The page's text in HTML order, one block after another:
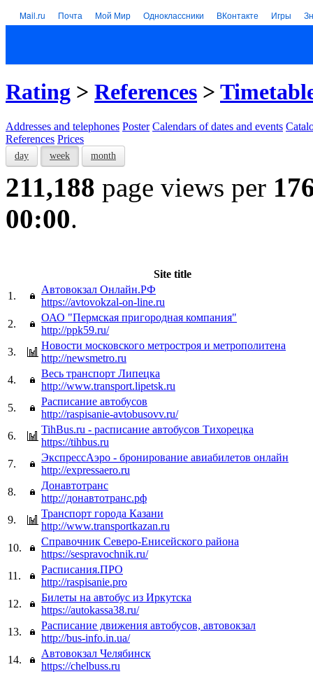
Mail.ru Почта Мой Мир Одноклассники ВКонтакте Игры
Rating > References >
Addresses and telephones Poster Calendars of dates and events
References Prices
day week month
211,188 page views per
00:00.
Site title
1.
Автовокзал Онлайн.РФ
https://avtovokzal-on-line.ru
2.
ОАО "Пермская пригородная компания"
http://ppk59.ru/
3.
Новости московского метростроя и метрополитена
http://newsmetro.ru
4.
Весь транспорт Липецка
http://www.transport.lipetsk.ru
5.
Расписание автобусов
http://raspisanie-avtobusovv.ru/
6.
TihBus.ru - расписание автобусов Тихорецка
https://tihbus.ru
7.
ЭкспрессАэро - бронирование авиабилетов онлайн
http://expressaero.ru
8.
Донавтотранс
http://донавтотранс.рф
9.
Транспорт города Казани
http://www.transportkazan.ru
10.
Справочник Северо-Енисейского района
https://sespravochnik.ru/
11.
Расписания.ПРО
http://raspisanie.pro
12.
Билеты на автобус из Иркутска
https://autokassa38.ru/
13.
Расписание движения автобусов, автовокзал
http://bus-info.in.ua/
14.
Автовокзал Челябинск
https://chelbuss.ru